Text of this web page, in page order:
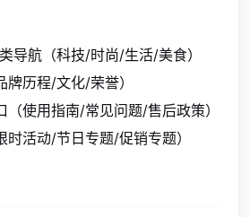
导航（科技/时尚/生活/美食）
牌历程/文化/荣誉）
（使用指南/常见问题/售后政策）
时活动/节日专题/促销专题）